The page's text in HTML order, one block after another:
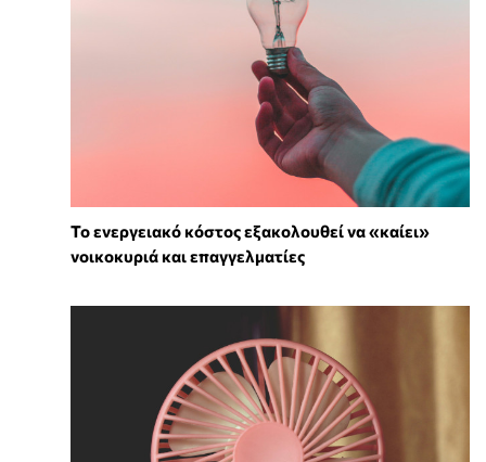
Το ενεργειακό κόστος εξακολουθεί να «καίει»
νοικοκυριά και επαγγελματίες